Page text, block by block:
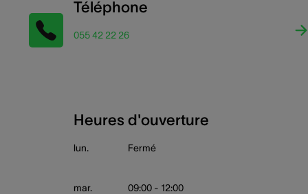
Téléphone
055 42 22 26
Heures d'ouverture
lun. Fermé
mar. 09:00 - 12:00